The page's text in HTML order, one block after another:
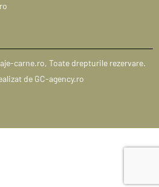
carne.ro, Toate drepturile rezervare.
de GC-agency.ro